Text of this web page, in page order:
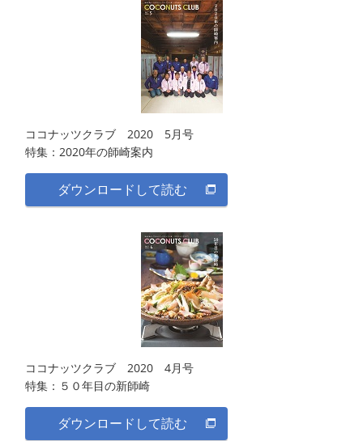
ココナッツクラブ 2020 5月号
特集：2020年の師崎案内
ダウンロードして読む
ココナッツクラブ 2020 4月号
特集：５０年目の新師崎
ダウンロードして読む